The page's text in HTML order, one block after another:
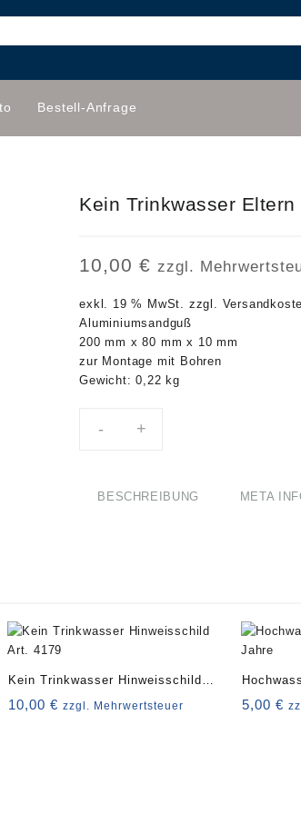
Bestell-Anfrage
Kein Trinkwasser
10,00€ zzgl.
exkl. 19 % MwSt. zzgl.
Aluminiumsandguß
200 mm x 80 mm x 10 mm
zur Montage mit Bohren
Gewicht: 0,22 kg
- +
BESCHREIBUNG META
Kein Trinkwasser Hinweisschild
Art. 4179
10,00€ zzgl. Mehrwertsteuer
Jahre
5,00€